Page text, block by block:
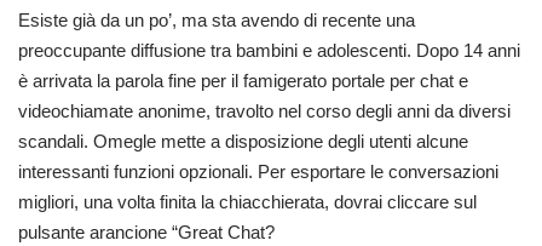
Esiste già da un po’, ma sta avendo di recente una
preoccupante diffusione tra bambini e adolescenti. Dopo 14 anni
è arrivata la parola fine per il famigerato portale per chat e
videochiamate anonime, travolto nel corso degli anni da diversi
scandali. Omegle mette a disposizione degli utenti alcune
interessanti funzioni opzionali. Per esportare le conversazioni
migliori, una volta finita la chiacchierata, dovrai cliccare sul
pulsante arancione “Great Chat?